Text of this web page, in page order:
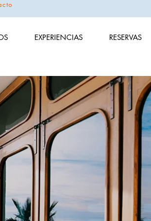
EXPERIENCIAS RESERVAS